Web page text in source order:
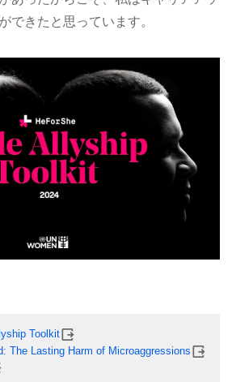
できたと思っています。
Toolkit
The Lasting Harm of Microaggressions